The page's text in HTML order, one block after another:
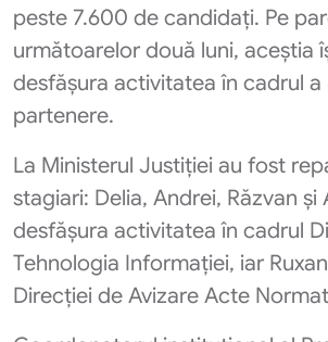
peste 7.600 de candidați. Pe
următoarelor două luni, aceștia
desfășura activitatea în cadrul a
partenere.
La Ministerul Justiției au fost
stagiari: Delia, Andrei, Răzvan și
desfășura activitatea în cadrul
Tehnologia Informației, iar
Direcției de Avizare Acte